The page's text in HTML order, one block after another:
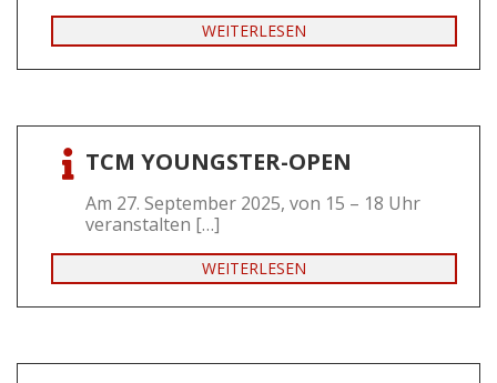
WEITERLESEN
TCM YOUNGSTER-OPEN
Am 27. September 2025, von 15 – 18 Uhr
veranstalten […]
WEITERLESEN